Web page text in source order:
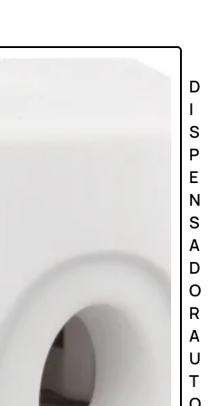
D
I
S
P
E
N
S
A
D
O
R
A
U
T